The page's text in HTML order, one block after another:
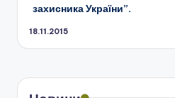
захисника України”.
18.11.2015